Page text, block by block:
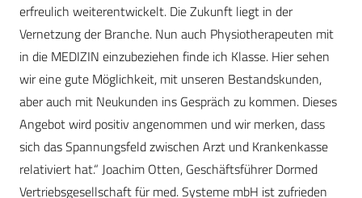
erfreulich weiterentwickelt. Die Zukunft liegt in der
Vernetzung der Branche. Nun auch Physiotherapeuten mit
in die MEDIZIN einzubeziehen finde ich Klasse. Hier sehen
wir eine gute Möglichkeit, mit unseren Bestandskunden,
aber auch mit Neukunden ins Gespräch zu kommen. Dieses
Angebot wird positiv angenommen und wir merken, dass
sich das Spannungsfeld zwischen Arzt und Krankenkasse
relativiert hat.“ Joachim Otten, Geschäftsführer Dormed
Vertriebsgesellschaft für med. Systeme mbH ist zufrieden